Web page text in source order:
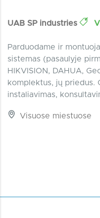
UAB SP industries
Parduodame ir
sistemas (pasaulyje
HIKVISION, DAHUA,
komplektus, jų priedus.
instaliavimas,
Visuose miestuose